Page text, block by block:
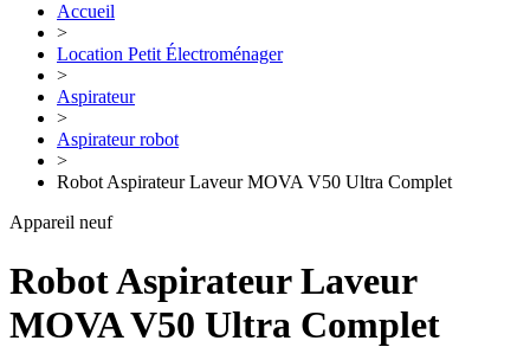
Accueil
>
Location Petit Électroménager
>
Aspirateur
>
Aspirateur robot
>
Robot Aspirateur Laveur MOVA V50 Ultra Complet
Appareil neuf
Robot Aspirateur Laveur
MOVAV50 Ultra Complet